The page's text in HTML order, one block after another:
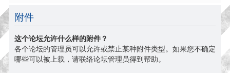
附件
这个论坛允许什么样的附件？
各个论坛的管理员可以允许或禁止某种附件类型。如果您不确定
哪些可以被上载，请联络论坛管理员得到帮助。